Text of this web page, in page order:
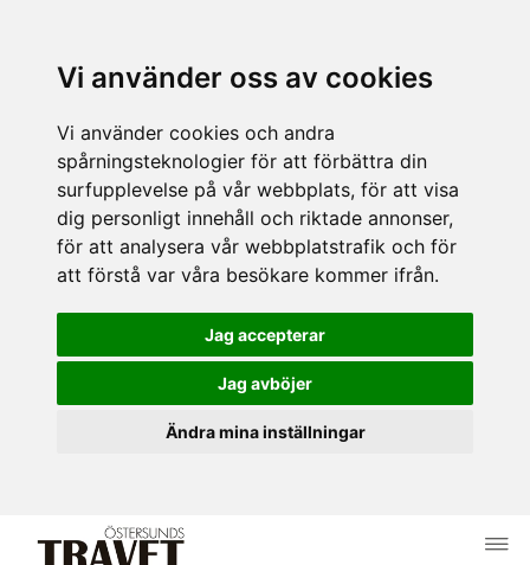
Vi använder oss av cookies
Vi använder cookies och andra
spårningsteknologier för att förbättra din
surfupplevelse på vår webbplats, för att visa
dig personligt innehåll och riktade annonser,
för att analysera vår webbplatstrafik och för
att förstå var våra besökare kommer ifrån.
Jag accepterar
Jag avböjer
Ändra mina inställningar